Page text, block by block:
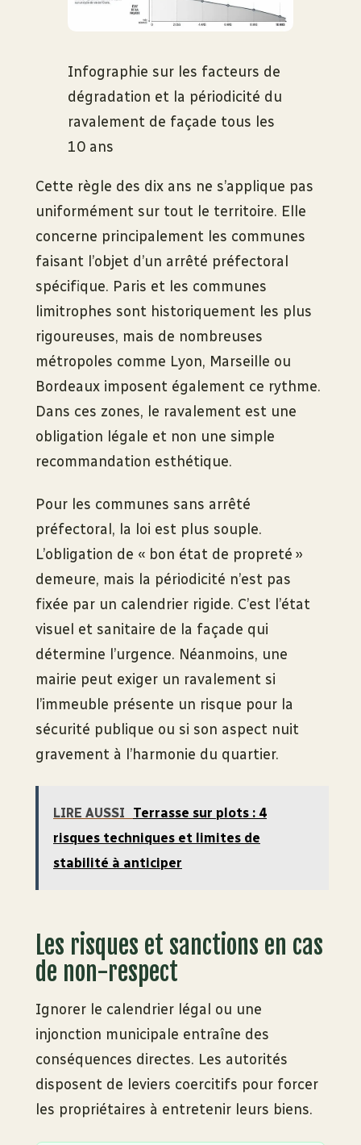
Infographie sur les facteurs de
dégradation et la périodicité du
ravalement de façade tous les
10 ans
Cette règle des dix ans ne s’applique pas
uniformément sur tout le territoire. Elle
concerne principalement les communes
faisant l’objet d’un arrêté préfectoral
spécifique. Paris et les communes
limitrophes sont historiquement les plus
rigoureuses, mais de nombreuses
métropoles comme Lyon, Marseille ou
Bordeaux imposent également ce rythme.
Dans ces zones, le ravalement est une
obligation légale et non une simple
recommandation esthétique.
Pour les communes sans arrêté
préfectoral, la loi est plus souple.
L’obligation de « bon état de propreté »
demeure, mais la périodicité n’est pas
fixée par un calendrier rigide. C’est l’état
visuel et sanitaire de la façade qui
détermine l’urgence. Néanmoins, une
mairie peut exiger un ravalement si
l’immeuble présente un risque pour la
sécurité publique ou si son aspect nuit
gravement à l’harmonie du quartier.
LIRE AUSSI
Terrasse sur plots : 4
risques techniques et limites de
stabilité à anticiper
Les risques et sanctions en cas
de non-respect
Ignorer le calendrier légal ou une
injonction municipale entraîne des
conséquences directes. Les autorités
disposent de leviers coercitifs pour forcer
les propriétaires à entretenir leurs biens.